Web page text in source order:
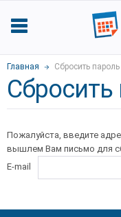
Главная Сбросить пароль
Сбросить
Пожалуйста, введите
вышлем Вам письмо для
E-mail